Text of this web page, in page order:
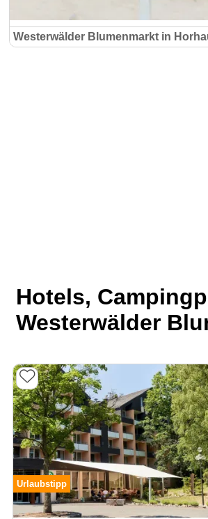
Westerwälder Blumenmarkt in
Hotels,
Westerwälder
Urlaubstipp